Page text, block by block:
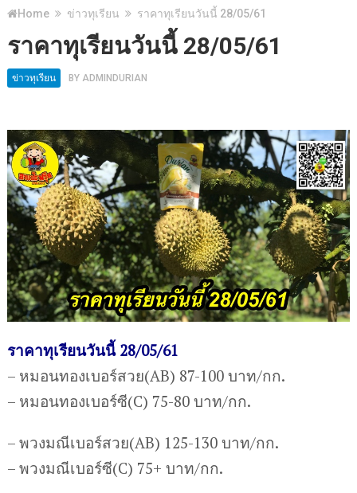
Home ข่าวทุเรียน ราคาทุเรียนวันนี้ 28/05/61
ราคาทุเรียนวันนี้ 28/05/61
ข่าวทุเรียน BY ADMINDURIAN
ราคาทุเรียนวันนี้ 28/05/61
– หมอนทองเบอร์สวย(AB) 87-100 บาท/กก.
– หมอนทองเบอร์ซี(C) 75-80 บาท/กก.
– พวงมณีเบอร์สวย(AB) 125-130 บาท/กก.
– พวงมณีเบอร์ซี(C) 75+ บาท/กก.